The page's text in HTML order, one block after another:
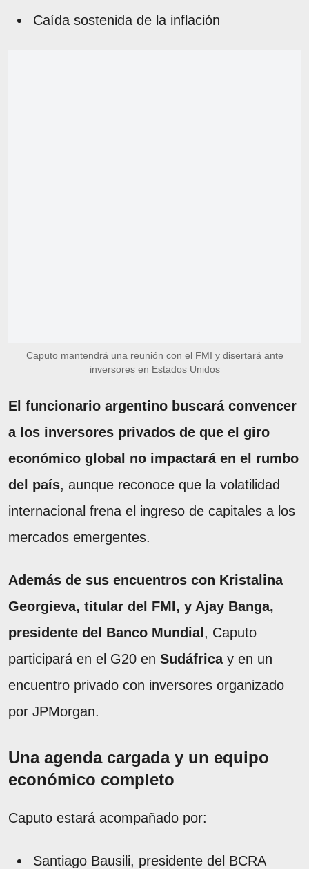
Caída sostenida de la inflación
Caputo mantendrá una reunión con el FMI y disertará ante
inversores en Estados Unidos
El funcionario argentino buscará convencer
a los inversores privados de que el giro
económico global no impactará en el rumbo
del país, aunque reconoce que la volatilidad
internacional frena el ingreso de capitales a los
mercados emergentes.
Además de sus encuentros con Kristalina
Georgieva, titular del FMI, y Ajay Banga,
presidente del Banco Mundial , Caputo
participará en el G20 en Sudáfrica y en un
encuentro privado con inversores organizado
por JPMorgan.
Una agenda cargada y un equipo
económico completo
Caputo estará acompañado por:
Santiago Bausili, presidente del BCRA